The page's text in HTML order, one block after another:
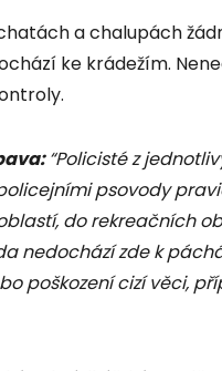
a chalupách
ke krádežím.
“Policisté z
psovody
do rekreačních
nedochází zde k
poškození cizí věci,